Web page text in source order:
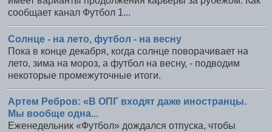
сообщает канал Футбол 1...
Солнце - на лето, футбол - на весну
Пока в конце декабря, когда солнце поворачивает на
лето, зима на мороз, а футбол на весну, - подводим
некоторые промежуточные итоги.
Артем Ребров: «В ОПГ входят даже иностранцы.
Мы вообще одна...
Еженедельник «Футбол» дождался отпуска, чтобы